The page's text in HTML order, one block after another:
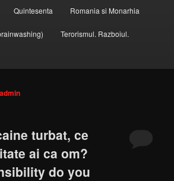
Quintesenta Romania si Monarhia
Terorismul. Razboiul.
admin
turbat, ce
ai ca om?
do you